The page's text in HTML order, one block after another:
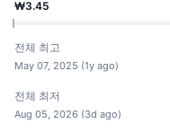
₩3.45
전체 최고
May 07, 2025 (1y ago)
전체 최저
Aug 05, 2026 (3d ago)